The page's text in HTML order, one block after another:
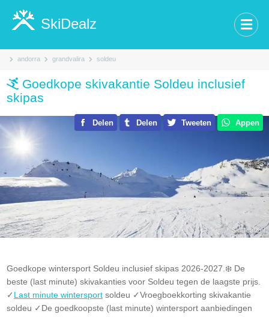
andorra grandvalira soldeu
SkiDealz
Goedkope skivakantie Soldeu inclusief
skipas
Delen Delen Tweeten Appen
Goedkope wintersport Soldeu inclusief skipas 2026-2027.❄️ De
beste (last minute) skivakanties voor Soldeu tegen de laagste prijs.
✓ Last minute wintersport soldeu ✓Vroegboekkorting skivakantie
soldeu ✓De goedkoopste (last minute) wintersport aanbiedingen